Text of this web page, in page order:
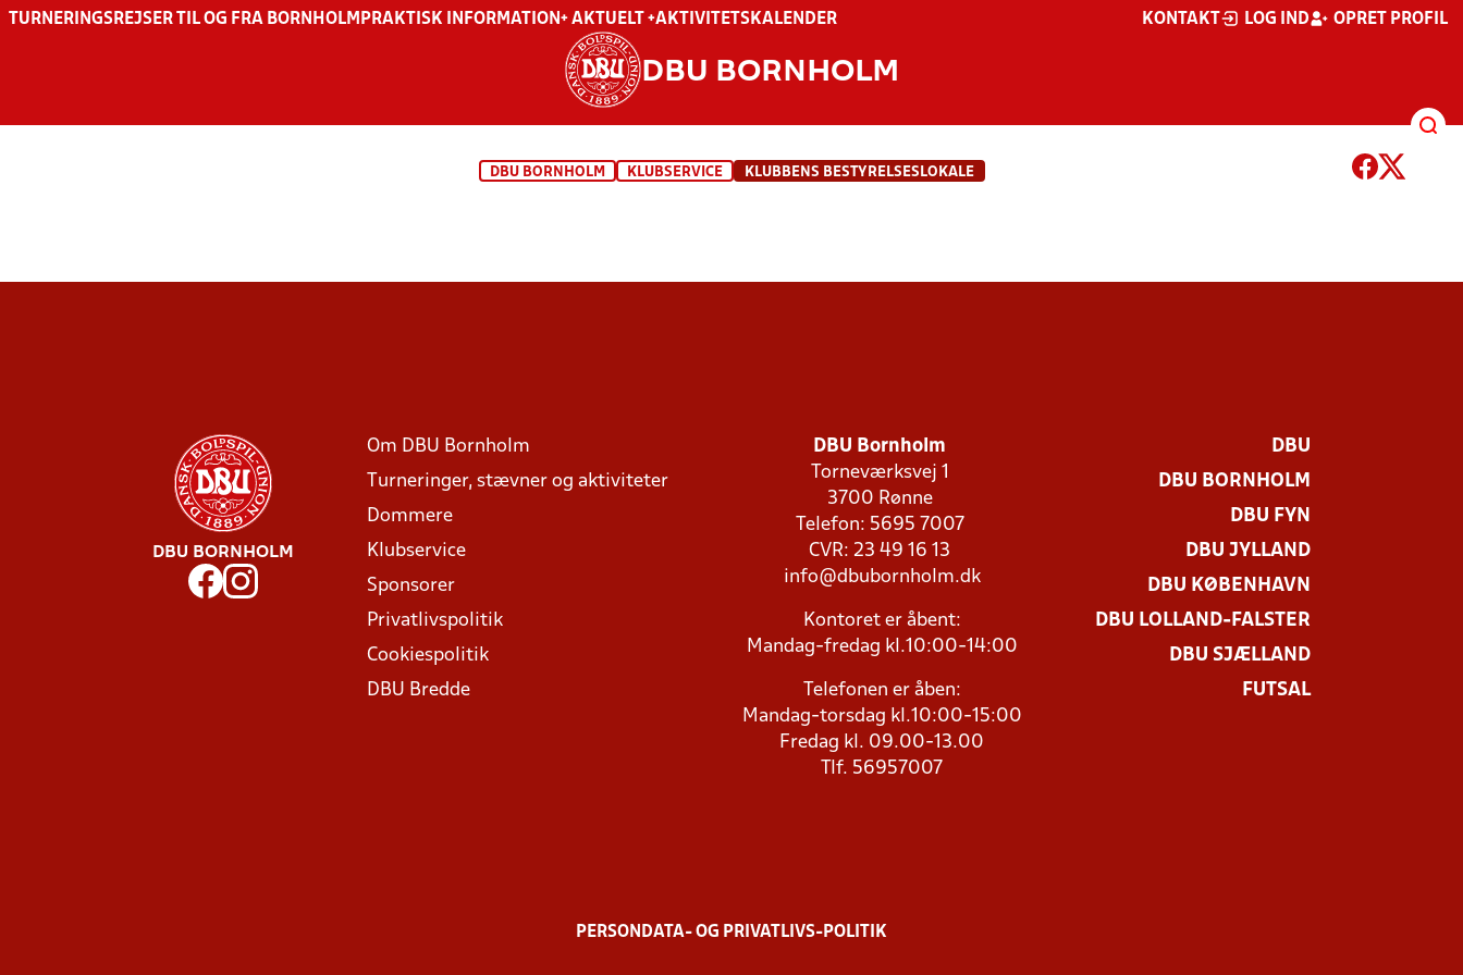
TURNERINGSREJSER TIL OG FRA BORNHOLM PRAKTISK INFORMATION + AKTUELT +AKTIVITETSKALENDER KONTAKT LOG IND OPRET PROFIL
DBU BORNHOLM
DBU BORNHOLM KLUBSERVICE KLUBBENS BESTYRELSESLOKALE
DBU BORNHOLM
Om DBU Bornholm
Turneringer, stævner og aktiviteter
Dommere
Klubservice
Sponsorer
Privatlivspolitik
Cookiespolitik
DBU Bredde
DBU Bornholm
Torneværksvej 1
3700 Rønne
Telefon: 5695 7007
CVR: 23 49 16 13
info@dbubornholm.dk
Kontoret er åbent:
Mandag-fredag kl.10:00-14:00
Telefonen er åben:
Mandag-torsdag kl.10:00-15:00
Fredag kl. 09.00-13.00
Tlf. 56957007
DBU
DBU BORNHOLM
DBU FYN
DBU JYLLAND
DBU KØBENHAVN
DBU LOLLAND-FALSTER
DBU SJÆLLAND
FUTSAL
PERSONDATA- OG PRIVATLIVS-POLITIK